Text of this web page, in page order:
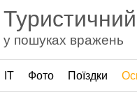
у пошуках вражень
ІТ Фото Поїздки